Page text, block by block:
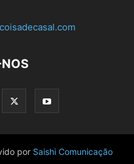
por Saishi Comunicação